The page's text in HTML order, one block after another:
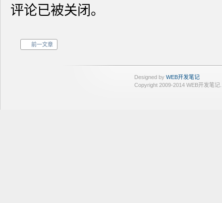
评论已被关闭。
前一文章
Designed by WEB开发笔记
Copyright 2009-2014 WEB开发笔